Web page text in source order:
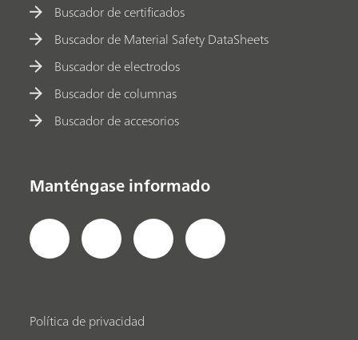
Buscador de certificados
Buscador de Material Safety DataSheets
Buscador de electrodos
Buscador de columnas
Buscador de accesorios
Manténgase informado
Política de privacidad